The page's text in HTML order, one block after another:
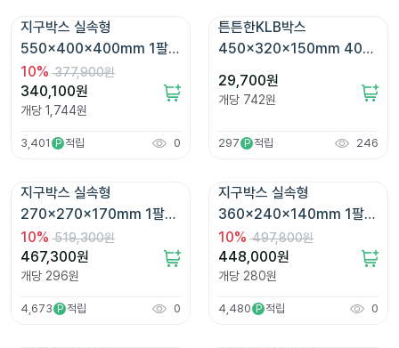
지구박스 실속형
550x400x400mm 1팔레
트 195매 [CARET-P812]
10% 377,900원
340,100원
개당 1,744원
3,401 P 적립 0
튼튼한KLB박스
450x320x150mm 40매
29,700원
개당 742원
297 P 적립 246
지구박스 실속형
270x270x170mm 1팔레
트 1575매 [CARET-
P606]
10% 519,300원
467,300원
개당 296원
4,673 P 적립 0
지구박스 실속형
360x240x140mm 1팔레
트 1600매 [CARET-
P714]
10% 497,800원
448,000원
개당 280원
4,480 P 적립 0